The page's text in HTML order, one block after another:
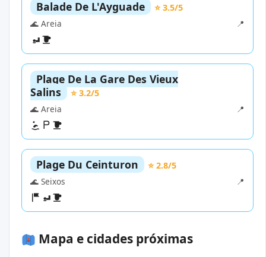
Balade De L'Ayguade
⭐ 3.5/5
🌊 Areia
📍
Plage De La Gare Des Vieux
Salins
⭐ 3.2/5
🌊 Areia
📍
Plage Du Ceinturon
⭐ 2.8/5
🌊 Seixos
📍
Mapa e cidades próximas